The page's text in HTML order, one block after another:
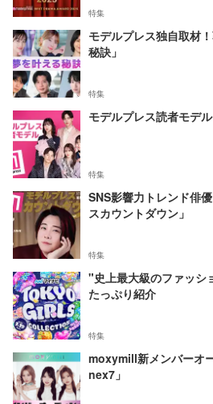
特集
モデルプレス独自取材
秘訣」
特集
モデルプレス読者モデ
特集
SNS影響力トレンド俳
スカウントダウン」
特集
"史上最大級のファッシ
たっぷり紹介
特集
moxymill新メンバーオ
nex7」